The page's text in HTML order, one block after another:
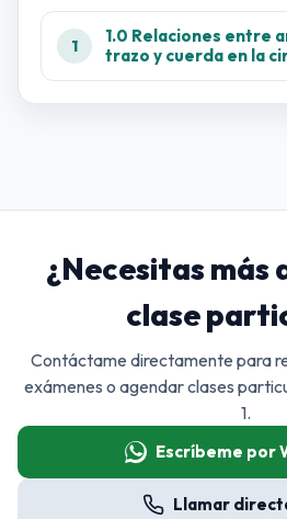
1
1.0 Relaciones entre
trazo y cuerda en la
¿Necesitas más
clase
Contáctame directamente para
exámenes o agendar clases
1.
Escríbeme por
Llamar